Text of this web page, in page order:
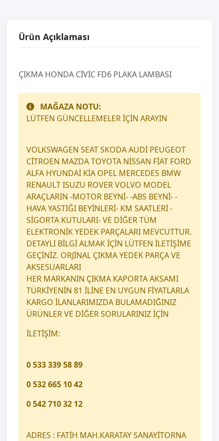
Ürün Açıklaması
ÇIKMA HONDA CİVİC FD6 PLAKA LAMBASI
MAĞAZA NOTU:
LÜTFEN GÜNCELLEMELER İÇİN ARAYIN
VOLKSWAGEN SEAT SKODA AUDİ PEUGEOT
CİTROEN MAZDA TOYOTA NİSSAN FİAT FORD
ALFA HYUNDAİ KİA OPEL MERCEDES BMW
RENAULT ISUZU ROVER VOLVO MODEL
ARAÇLARIN -MOTOR BEYNİ- -ABS BEYNİ- -
HAVA YASTIĞI BEYİNLERİ- KM SAATLERİ -
SİGORTA KUTULARI- VE DİĞER TÜM
ELEKTRONİK YEDEK PARÇALARI MEVCUTTUR.
DETAYLI BİLGİ ALMAK İÇİN LÜTFEN İLETİŞİME
GEÇİNİZ. ORJİNAL ÇIKMA YEDEK PARÇA VE
AKSESUARLARI
HER MARKANIN ÇIKMA KAPORTA AKSAMI
TÜRKİYENİN 81 İLİNE EN UYGUN FİYATLARLA
KARGO İLANLARIMIZDA BULAMADIĞINIZ
ÜRÜNLER VE DİĞER SORULARINIZ İÇİN
İLETİŞİM:
0 533 339 58 89
0 532 665 10 42
0 542 710 32 12
ADRES : FATİH MAH.KARATAY SANAYİTORNA